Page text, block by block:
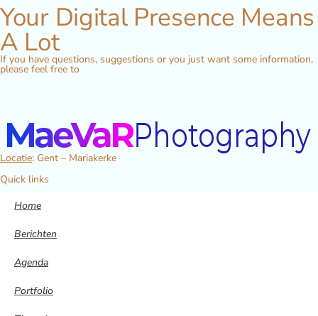
Your Digital Presence Means
A Lot
If you have questions, suggestions or you just want some information,
please feel free to
Locatie: Gent – Mariakerke
Quick links
Home
Berichten
Agenda
Portfolio